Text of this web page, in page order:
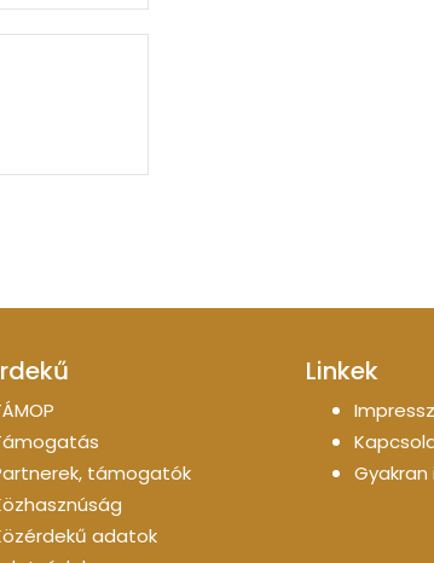
támogatók
adatok
Linkek